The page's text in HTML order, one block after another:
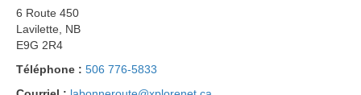
6 Route 450
Lavilette, NB
E9G 2R4
Téléphone : 506 776-5833